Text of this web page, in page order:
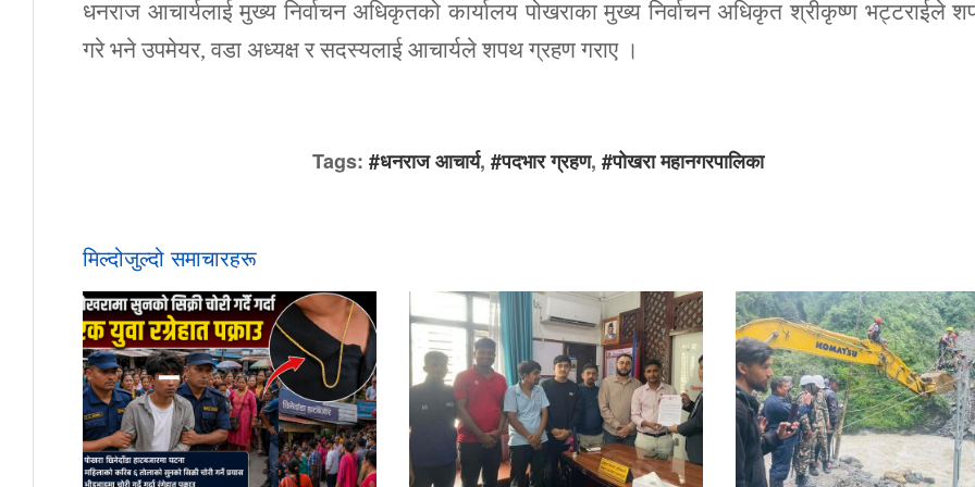
धनराज आचार्यलाई मुख्य निर्वाचन अधिकृतको कार्यालय पोखराका मुख्य निर्वाचन अधिकृत श्रीकृष्ण भट्टराईले
गरे भने उपमेयर, वडा अध्यक्ष र सदस्यलाई आचार्यले शपथ ग्रहण गराए ।
Tags:#धनराज आचार्य,#पदभार ग्रहण,#पोखरा महानगरपालिका
मिल्दोजुल्दो समाचारहरू